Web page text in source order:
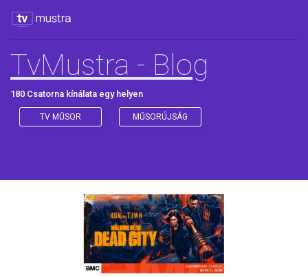
TvMustra - Blog
180 Csatorna kínálata egy helyen
TV MŰSOR MŰSORÚJSÁG